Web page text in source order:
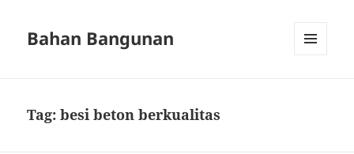
Bahan Bangunan
Tag:besi beton berkualitas